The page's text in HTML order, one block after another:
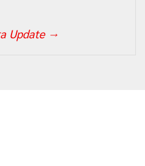
Update →